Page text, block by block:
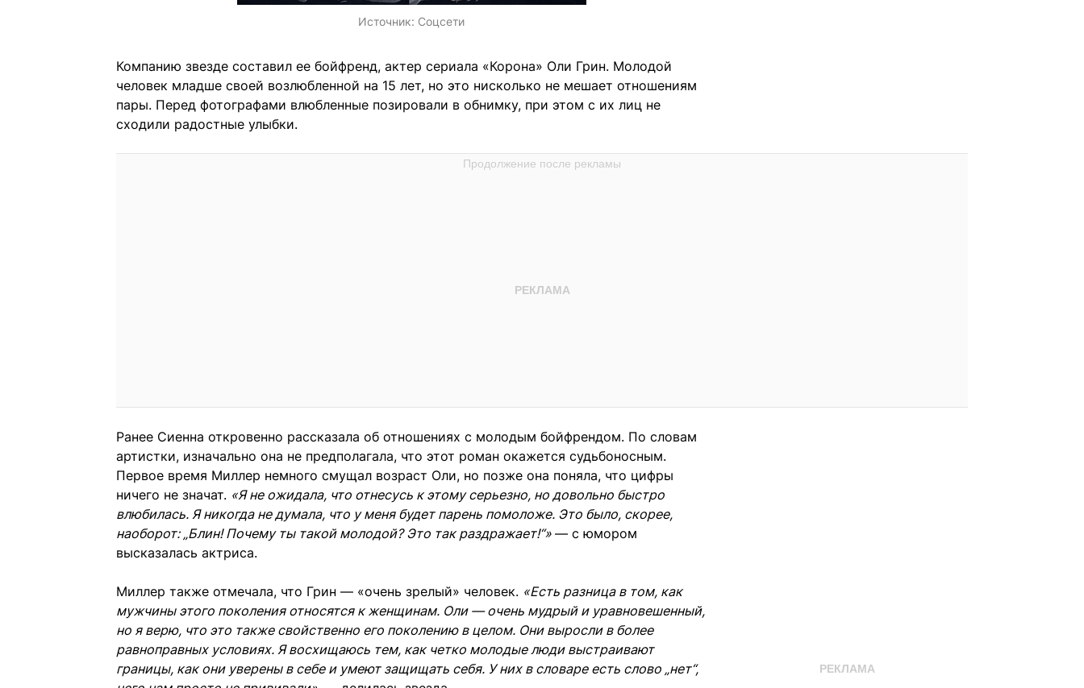
Источник: Соцсети
Компанию звезде составил ее бойфренд, актер сериала «Корона» Оли Грин. Молодой
человек младше своей возлюбленной на 15 лет, но это нисколько не мешает отношениям
пары. Перед фотографами влюбленные позировали в обнимку, при этом с их лиц не
сходили радостные улыбки.
Ранее Сиенна откровенно рассказала об отношениях с молодым бойфрендом. По словам
артистки, изначально она не предполагала, что этот роман окажется судьбоносным.
Первое время Миллер немного смущал возраст Оли, но позже она поняла, что цифры
ничего не значат. «Я не ожидала, что отнесусь к этому серьезно, но довольно быстро
влюбилась. Я никогда не думала, что у меня будет парень помоложе. Это было, скорее,
наоборот: „Блин! Почему ты такой молодой? Это так раздражает!“» — с юмором
высказалась актриса.
Миллер также отмечала, что Грин — «очень зрелый» человек. «Есть разница в том, как
мужчины этого поколения относятся к женщинам. Оли — очень мудрый и уравновешенный,
но я верю, что это также свойственно его поколению в целом. Они выросли в более
равноправных условиях. Я восхищаюсь тем, как четко молодые люди выстраивают
границы, как они уверены в себе и умеют защищать себя. У них в словаре есть слово „нет“,